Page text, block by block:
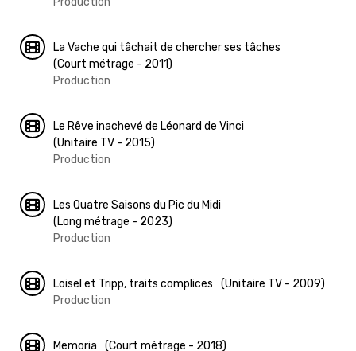
La Vache qui tâchait de chercher ses tâches
(Court métrage - 2011)
Production
Le Rêve inachevé de Léonard de Vinci
(Unitaire TV - 2015)
Production
Les Quatre Saisons du Pic du Midi
(Long métrage - 2023)
Production
Loisel et Tripp, traits complices
(Unitaire TV - 2009)
Production
Memoria (Court métrage - 2018)